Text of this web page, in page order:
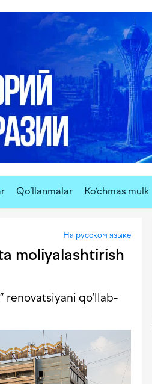
Qo‘llanmalar Ko‘chmas mulk
На русском языке
moliyalashtirish
renovatsiyani qo‘llab-